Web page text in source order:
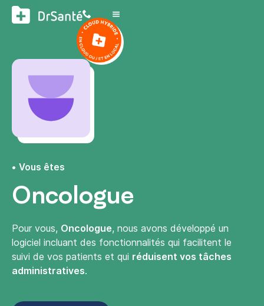
Vous êtes
Oncologue
Pour vous, Oncologue, nous avons développé un
logiciel incluant des fonctionnalités qui facilitent le
suivi de vos patients et qui réduisent vos tâches
administratives.